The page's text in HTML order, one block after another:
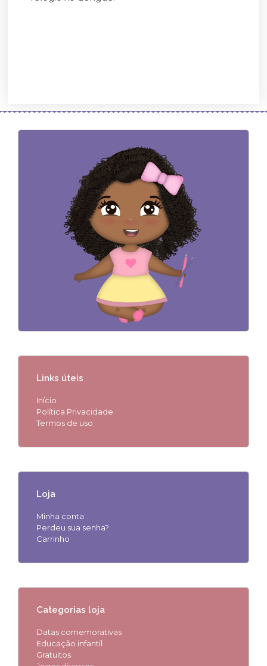
Links úteis
Início
Política Privacidade
Termos de uso
Loja
Minha conta
Perdeu sua senha?
Carrinho
Categorias loja
Datas comemorativas
Educação infantil
Gratuitos